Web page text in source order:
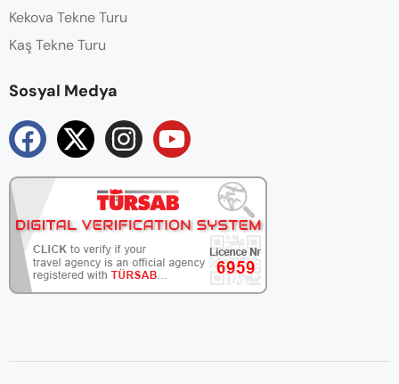
Kekova Tekne Turu
Kaş Tekne Turu
Sosyal Medya